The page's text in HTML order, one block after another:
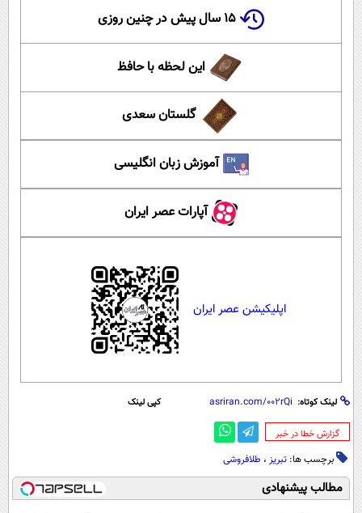
۱۵ سال پیش در چنین روزی
این لحظه با حافظ
گلستان سعدی
آموزش زبان انگلیسی
آپارات عصر ایران
اپلیکیشن عصر ایران
لینک کوتاه: کپی لینک
‌گزارش خطا در خبر
برچسب ها: تبریز ، طلافروشی
مطالب پیشنهادی